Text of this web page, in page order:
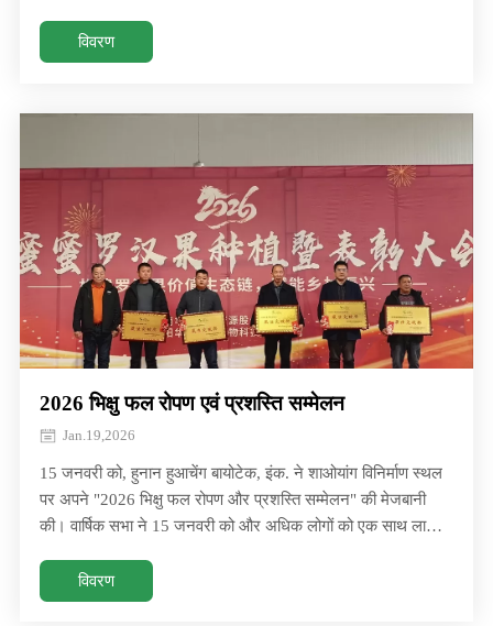
19, 2026 हॉल 4.1 | बूथ #41एफ20/41जी21 जानें कि कैसे हमारे
नवोन्वेषी भिक्षु फल मीठा करने वाले समाधान आपको स्वास्थ्य बनाने में मदद
विवरण
2026 भिक्षु फल रोपण एवं प्रशस्ति सम्मेलन
Jan.19,2026
15 जनवरी को, हुनान हुआचेंग बायोटेक, इंक. ने शाओयांग विनिर्माण स्थल
पर अपने "2026 भिक्षु फल रोपण और प्रशस्ति सम्मेलन" की मेजबानी
की। वार्षिक सभा ने 15 जनवरी को और अधिक लोगों को एक साथ लाया,
भिक्षु फल रोपण और प्रशस्ति सम्मेलन" की मेजबानी की। वार्षिक सभा और
अधिक लोगों को एक साथ लेकर आई
विवरण